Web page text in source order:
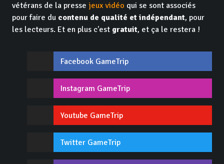
vétérans de la presse jeux vidéo qui se sont associés
pour faire du contenu de qualité et indépendant, pour
les lecteurs. Et en plus c'est gratuit, et ça le restera !
Facebook GameTrip
Instagram GameTrip
Youtube GameTrip
Twitter GameTrip